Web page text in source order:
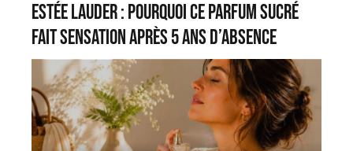
Estée Lauder : pourquoi ce parfum sucré
fait sensation après 5 ans d’absence